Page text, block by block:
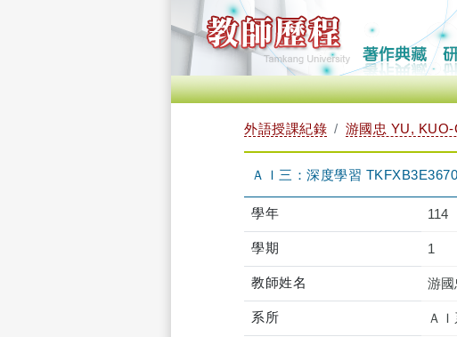
外語授課紀錄 游國忠 YU,
ＡＩ三：深度學習
學年 114
學期 1
教師姓名 游國
系所 Ａ